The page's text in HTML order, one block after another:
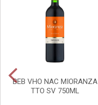
BEB VHO NAC MIORANZA
TTO SV 750ML